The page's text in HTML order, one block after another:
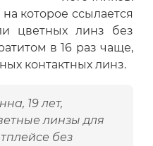
которое ссылается
цветных линз без
в 16 раз чаще,
контактных линз.
19 лет,
линзы для
без